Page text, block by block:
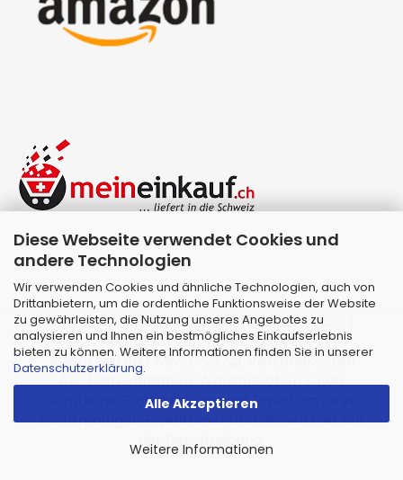
Diese Webseite verwendet Cookies und
andere Technologien
Wir verwenden Cookies und ähnliche Technologien, auch von
Drittanbietern, um die ordentliche Funktionsweise der Website
zu gewährleisten, die Nutzung unseres Angebotes zu
analysieren und Ihnen ein bestmögliches Einkaufserlebnis
bieten zu können. Weitere Informationen finden Sie in unserer
Datenschutzerklärung.
Alle Akzeptieren
Weitere Informationen
Webshop erstellenmit Gambio.de © 2026 |
Template vonJungCreative.
Alle Preise inkl. MwSt. & zzgl. Versandkosten
Alle Markennamen, Warenzeichen sowie
sämtliche Produktbilder sind Eigentum Ihrer
rechtmäßigen Eigentümer und dienen hier nur
der Beschreibung.